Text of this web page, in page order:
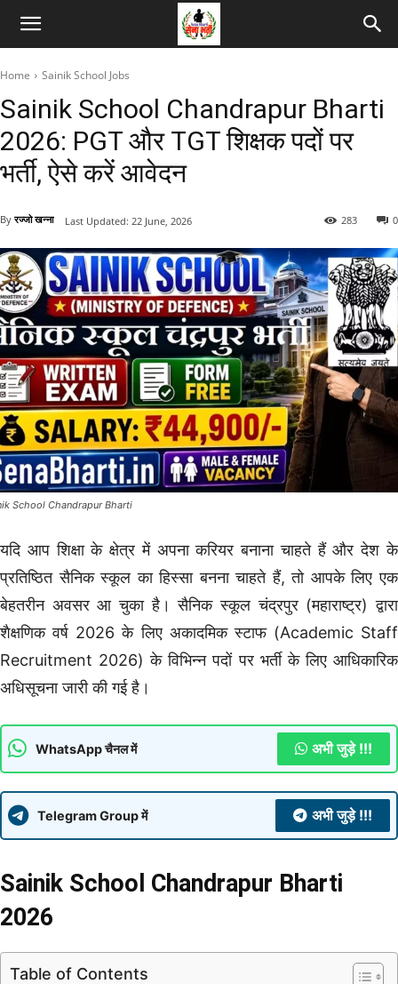
Home Sainik School Jobs
Sainik School Chandrapur Bharti
2026: PGT और TGT शिक्षक पदों पर
भर्ती, ऐसे करें आवेदन
By रज्जो खन्ना 0
283
Last Updated: 22 June, 2026
School Chandrapur Bharti
यदि आप शिक्षा के क्षेत्र में अपना करियर बनाना चाहते हैं और देश के
प्रतिष्ठित सैनिक स्कूल का हिस्सा बनना चाहते हैं, तो आपके लिए एक
बेहतरीन अवसर आ चुका है। सैनिक स्कूल चंद्रपुर (महाराष्ट्र) द्वारा
शैक्षणिक वर्ष 2026 के लिए अकादमिक स्टाफ (Academic Staff
Recruitment 2026) के विभिन्न पदों पर भर्ती के लिए आधिकारिक
अधिसूचना जारी की गई है।
WhatsApp चैनल में अभी जुड़े !!!
Telegram Group में अभी जुड़े !!!
Sainik School Chandrapur Bharti
2026
Table of Contents